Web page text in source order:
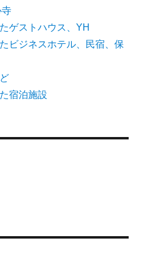
ゲストハウス、YH
ビジネスホテル、民宿、保
宿泊施設